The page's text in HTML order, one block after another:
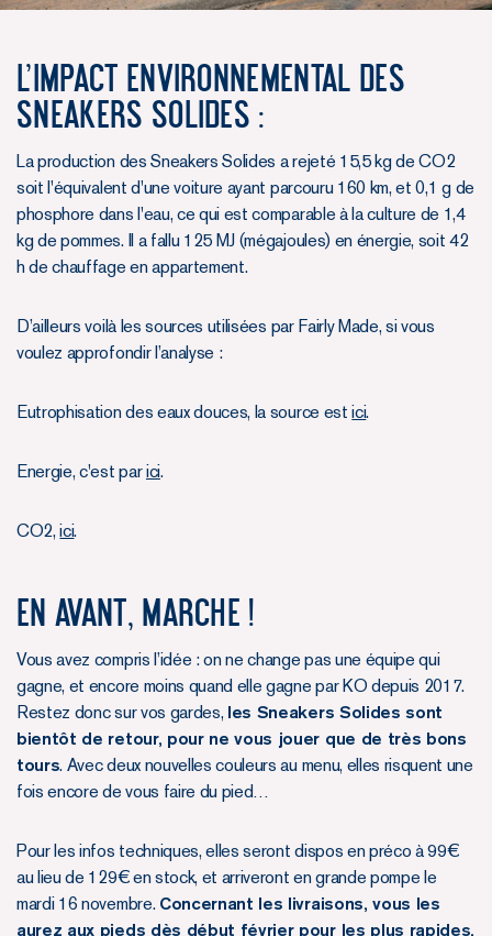
L'impact environnemental des
Sneakers Solides :
La production des Sneakers Solides a rejeté 15,5 kg de CO2
soit l'équivalent d'une voiture ayant parcouru 160 km, et 0,1 g de
phosphore dans l'eau, ce qui est comparable à la culture de 1,4
kg de pommes. Il a fallu 125 MJ (mégajoules) en énergie, soit 42
h de chauffage en appartement.
D’ailleurs voilà les sources utilisées par Fairly Made, si vous
voulez approfondir l’analyse :
Eutrophisation des eaux douces, la source estici.
Energie, c'est parici.
CO2,ici.
EN AVANT, MARCHE !
Vous avez compris l’idée : on ne change pas une équipe qui
gagne, et encore moins quand elle gagne par KO depuis 2017.
Restez donc sur vos gardes, les Sneakers Solides sont
bientôt de retour, pour ne vous jouer que de très bons
tours. Avec deux nouvelles couleurs au menu, elles risquent une
fois encore de vous faire du pied…
Pour les infos techniques, elles seront dispos en préco à 99€
au lieu de 129€ en stock, et arriveront en grande pompe le
mardi 16 novembre. Concernant les livraisons, vous les
aurez aux pieds dès début février pour les plus rapides,